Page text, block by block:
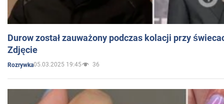
Durow został zauważony podczas kolacji przy
Zdjęcie
Rozrywka05.03.2025 19:45 36